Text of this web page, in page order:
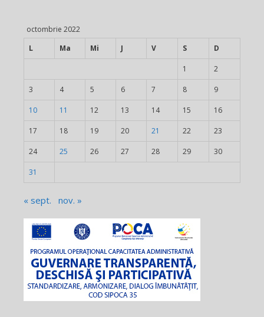
octombrie 2022
L
Ma Mi J V S D
1 2
3 4 5 6 7 8 9
10 11 12 13 14 15 16
17 18 19 20 21 22 23
24 25 26 27 28 29 30
31
« sept. nov. »